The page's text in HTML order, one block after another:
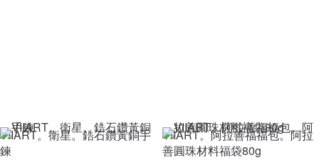
VIIART。衛星。鋯石鑽黃銅手
鍊
VIIART。阿拉善福福包。阿拉
善圓珠材料福袋80g